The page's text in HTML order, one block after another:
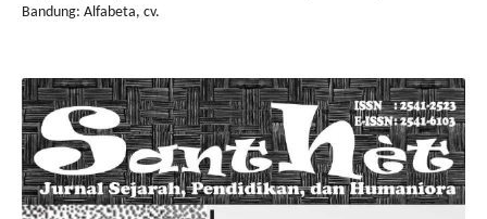
Bandung: Alfabeta, cv.